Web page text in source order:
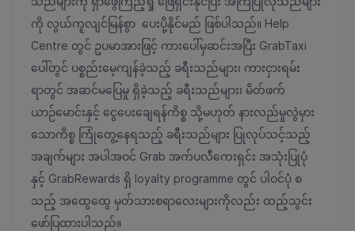
ကို လွယ်ကူလျင်မြန်စွာ ပေးပို့နိုင်မည် ဖြစ်ပါသည်။ Help
Centre တွင် ဥပမာအားဖြင့် ကားပေါ်မှဆင်းအပြီး GrabTaxi
ပေါ်တွင် ပစ္စည်းမေ့ကျန်ခဲ့သည့် ခရီးသည်များ၊ ကားငှားရမ်း
ရာတွင် အဆင်မပြေမှု ရှိခဲ့သည့် ခရီးသည်များ၊ မိတ်ဖက်
ယာဉ်မောင်းနှင့် ငွေပေးချေရန်ကိစ္စ သို့မဟုတ် နားလည်မှုလွဲမှား
သောကိစ္စ ကြုံတွေ့နေရသည့် ခရီးသည်များ ပြုလုပ်သင့်သည့်
အချက်များ အပါအဝင် Grab အက်ပလီကေးရှင်း အသုံးပြုပုံ
နှင့် GrabRewards ရှိ loyalty programme တွင် ပါဝင်ပုံ စ
သည့် အထွေထွေ မှတ်သားစရာလေးများကိုလည်း ထည့်သွင်း
ဖော်ပြထားပါသည်။